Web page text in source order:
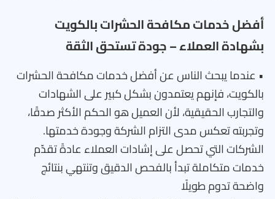
أفضل خدمات مكافحة الحشرات بالكويت
بشهادة العملاء – جودة تستحق الثقة
• عندما يبحث الناس عن أفضل خدمات مكافحة الحشرات
بالكويت، فإنهم يعتمدون بشكل كبير على الشهادات
والتجارب الحقيقية، لأن العميل هو الحكم الأكثر صدقًا،
وتجربته تعكس مدى التزام الشركة وجودة خدمتها.
الشركات التي تحصل على إشادات العملاء عادةً تقدّم
خدمات متكاملة تبدأ بالفحص الدقيق وتنتهي بنتائج
واضحة تدوم طويلًا